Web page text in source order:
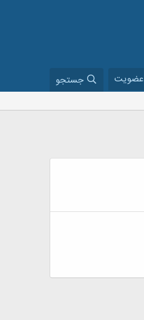
عضویت جستجو